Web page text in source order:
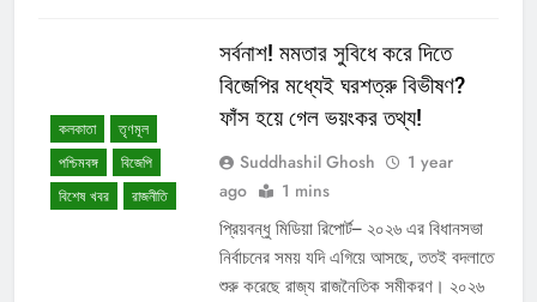
কলকাতা
তৃণমূল
পশ্চিমবঙ্গ
বিজেপি
বিশেষ খবর
রাজনীতি
সর্বনাশ! মমতার সুবিধে করে দিতে
বিজেপির মধ্যেই ঘরশত্রু বিভীষণ?
ফাঁস হয়ে গেল ভয়ংকর তথ্য!
Suddhashil Ghosh
1 year
ago
1 mins
প্রিয়বন্ধু মিডিয়া রিপোর্ট– ২০২৬ এর বিধানসভা
নির্বাচনের সময় যদি এগিয়ে আসছে, ততই বদলাতে
শুরু করেছে রাজ্য রাজনৈতিক সমীকরণ। ২০২৬